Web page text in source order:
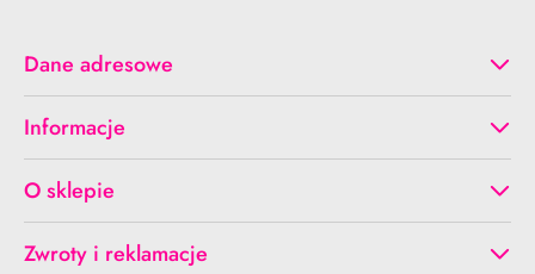
Dane adresowe
Informacje
O sklepie
Zwroty i reklamacje